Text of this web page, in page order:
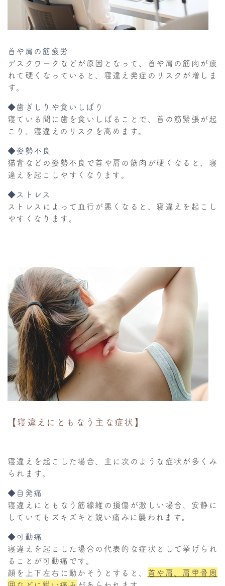
首や肩の筋疲労
デスクワークなどが原因となって、首や肩の筋肉が疲
れて硬くなっていると、寝違え発症のリスクが増しま
す。
◆歯ぎしりや食いしばり
寝ている間に歯を食いしばることで、首の筋緊張が起
こり、寝違えのリスクを高めます。
◆姿勢不良
猫背などの姿勢不良で首や肩の筋肉が硬くなると、寝
違えを起こしやすくなります。
◆ストレス
ストレスによって血行が悪くなると、寝違えを起こし
やすくなります。
【寝違えにともなう主な症状】
寝違えを起こした場合、主に次のような症状が多くみ
られます。
◆自発痛
寝違えにともなう筋線維の損傷が激しい場合、安静に
していてもズキズキと鋭い痛みに襲われます。
◆可動痛
寝違えを起こした場合の代表的な症状として挙げられ
ることが可動痛です。
顔を上下左右に動かそうとすると、 首や肩、肩甲骨周